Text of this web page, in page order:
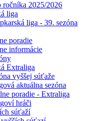
ročníka 2025/2026
liga
liga - 39. sezóna
poradie
informácie
Extraliga
vyššej súťaže
aktuálna sezóna
poradie - Extraliga
hráči
súťaží